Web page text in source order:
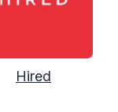
Hired